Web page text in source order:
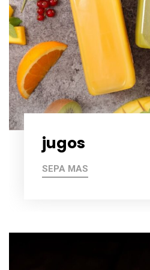
jugos
SEPA MAS